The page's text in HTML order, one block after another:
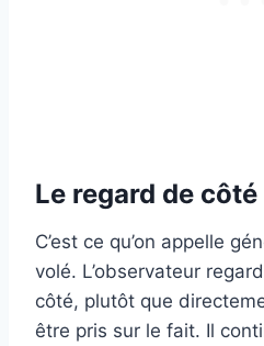
Le regard de côté
C’est ce qu’on appelle
volé. L’observateur
côté, plutôt que
être pris sur le fait. Il